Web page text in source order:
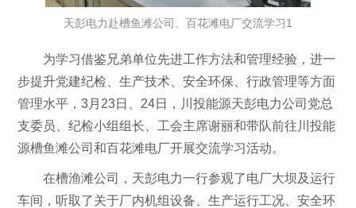
天彭电力赴槽鱼滩公司、百花滩电厂交流学习1
为学习借鉴兄弟单位先进工作方法和管理经验，进一
步提升党建纪检、生产技术、安全环保、行政管理等方面
管理水平，3月23日、24日，川投能源天彭电力公司党总
支委员、纪检小组组长、工会主席谢丽和带队前往川投能
源槽鱼滩公司和百花滩电厂开展交流学习活动。
在槽渔滩公司，天彭电力一行参观了电厂大坝及运行
车间，听取了关于厂内机组设备、生产运行工况、安全环